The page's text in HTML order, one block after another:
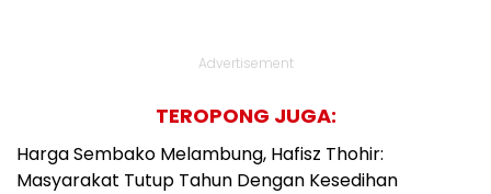
Advertisement
TEROPONG JUGA:
Harga Sembako Melambung, Hafisz Thohir:
Masyarakat Tutup Tahun Dengan Kesedihan